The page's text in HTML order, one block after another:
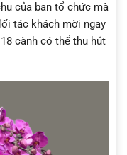
của ban tổ chức mà
tác khách mời ngay
cành có thể thu hút